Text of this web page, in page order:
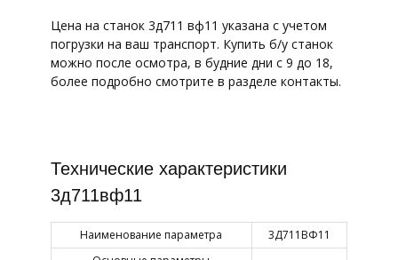
Цена на станок 3д711 вф11 указана с учетом
погрузки на ваш транспорт. Купить б/у станок
можно после осмотра, в будние дни с 9 до 18,
более подробно смотрите в разделе контакты.
Технические характеристики
3д711вф11
Наименование параметра
3Д711ВФ11